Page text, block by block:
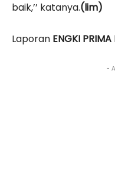
baik,’’ katanya.(lim)
Laporan ENGKI PRIMA
-